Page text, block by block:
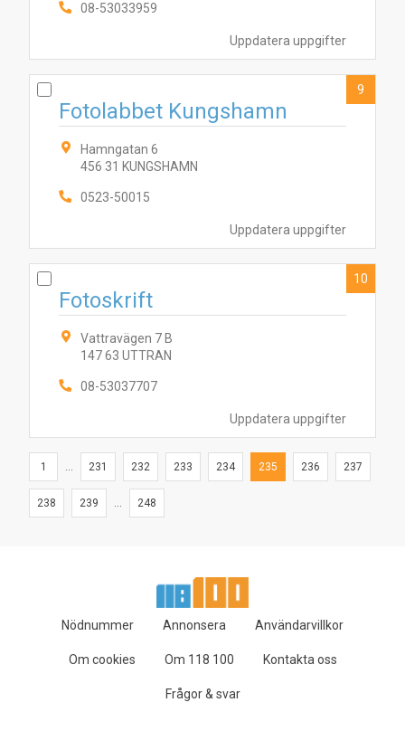
Uppdatera uppgifter
08-53033959
Uppdatera uppgifter
Fotolabbet Kungshamn
Hamngatan 6
456 31 KUNGSHAMN
0523-50015
9
Uppdatera uppgifter
Fotoskrift
Vattravägen 7 B
147 63 UTTRAN
08-53037707
10
1 ... 231 232 233 234 235 236 237
238 239 ... 248
Nödnummer Annonsera Användarvillkor
Om cookies Om 118 100 Kontakta oss
Frågor & svar